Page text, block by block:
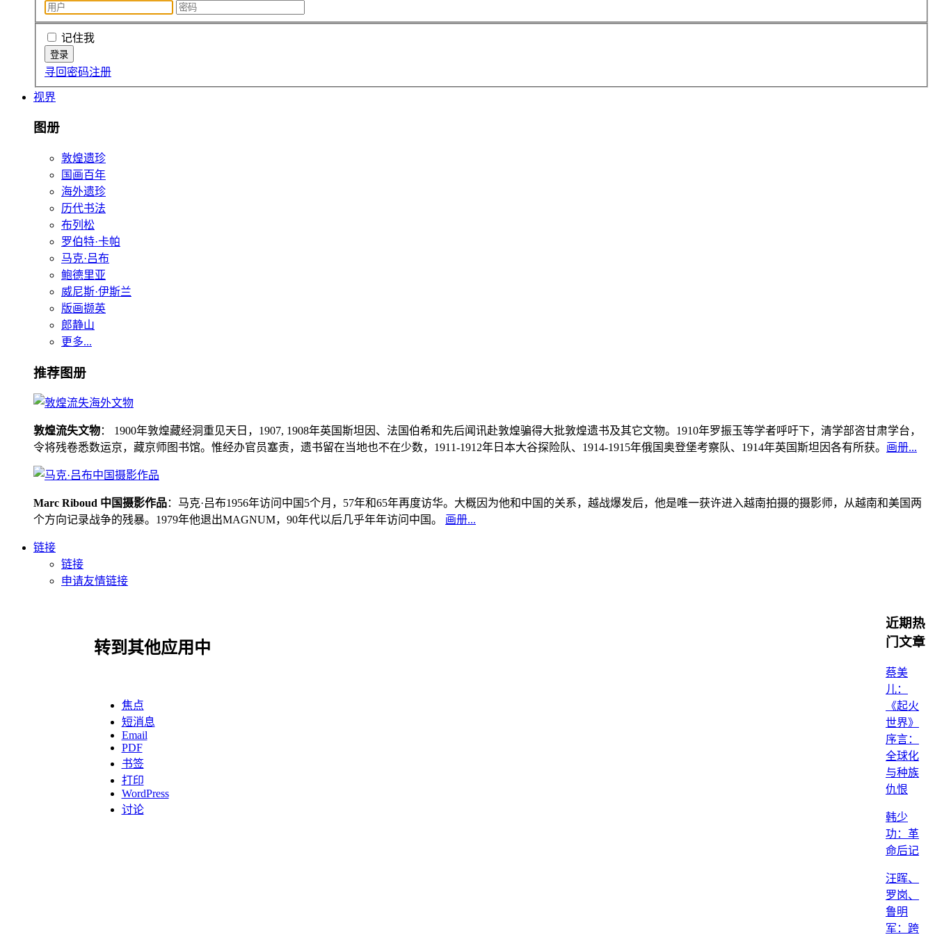
记住我
寻回密码注册
视界
图册
敦煌遗珍
国画百年
海外遗珍
历代书法
布列松
罗伯特·卡帕
马克·吕布
鲍德里亚
威尼斯·伊斯兰
版画撷英
郎静山
更多...
推荐图册
敦煌流失文物： 1900年敦煌藏经洞重见天日，1907, 1908年英国斯坦因、法国伯希和先后闻讯赴敦煌骗得大批敦煌遗书及其它文物。1910年罗振玉等学者呼吁下，清学部咨甘肃学台，
令将残卷悉数运京，藏京师图书馆。惟经办官员塞责，遗书留在当地也不在少数，1911-1912年日本大谷探险队、1914-1915年俄国奥登堡考察队、1914年英国斯坦因各有所获。 画册...
Marc Riboud 中国摄影作品：马克·吕布1956年访问中国5个月，57年和65年再度访华。大概因为他和中国的关系，越战爆发后，他是唯一获许进入越南拍摄的摄影师，从越南和美国两
个方向记录战争的残暴。1979年他退出MAGNUM，90年代以后几乎年年访问中国。 画册...
链接
链接
申请友情链接
转到其他应用中
焦点
短消息
Email
PDF
书签
打印
WordPress
讨论
近期热
门文章
蔡美
儿：
《起火
世界》
序言：
全球化
与种族
仇恨
韩少
功：革
命后记
汪晖、
罗岗、
鲁明
军：跨